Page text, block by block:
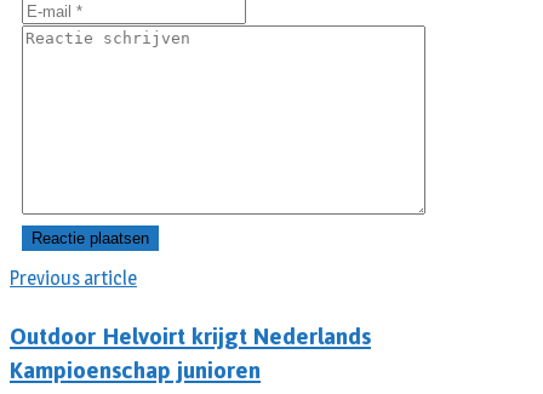
Previous article
Outdoor Helvoirt krijgt Nederlands
Kampioenschap junioren